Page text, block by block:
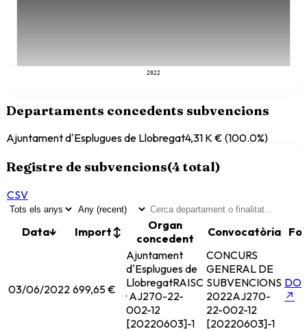
2022
Departaments concedents subvencions
Ajuntament d'Esplugues de Llobregat4,31 K € (100.0%)
Registre de subvencions(4total)
CSV
Data↓ Import↕
Organ
concedent
Convocatòria
03/06/2022 699,65 €
Ajuntament
d'Esplugues de
LlobregatRAISC
· AJ270-22-
002-12
[20220603]-1
CONCURS
GENERAL DE
SUBVENCIONS
2022AJ270-
22-002-12
[20220603]-1
↗